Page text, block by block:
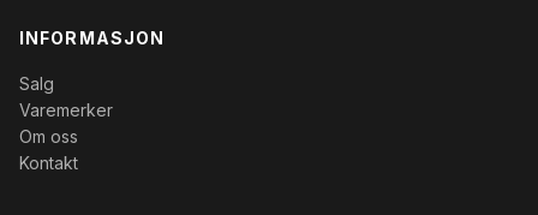
INFORMASJON
Salg
Varemerker
Om oss
Kontakt